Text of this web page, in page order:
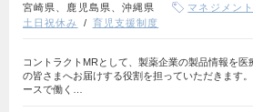
宮崎県、鹿児島県、沖縄県
マネジメン
土日祝休み
育児支援制度
コントラクトMRとして、製薬企業の製品情報を医
の皆さまへお届けする役割を担っていただきます
ースで働く…